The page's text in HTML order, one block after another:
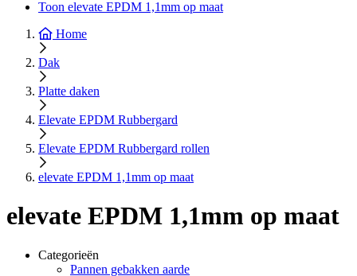
Toon elevate EPDM 1,1mm op maat
Home
Dak
Platte daken
Elevate EPDM Rubbergard
Elevate EPDM Rubbergard rollen
elevate EPDM 1,1mm op maat
elevate EPDM 1,1mm op maat
Categorieën
Pannen gebakken aarde